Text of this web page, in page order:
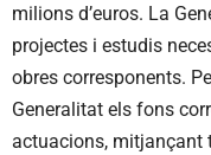
milions d’euros. La
projectes i estudis
obres corresponents.
Generalitat els fons
actuacions, mitjançant